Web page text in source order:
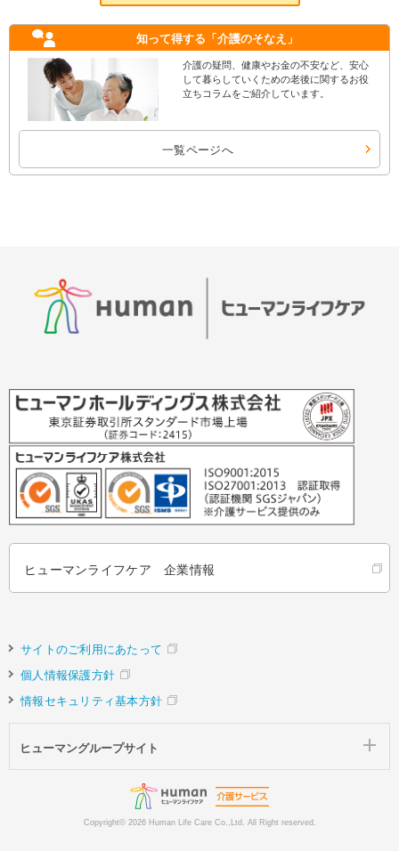
知って得する 「介護のそなえ」
介護の疑問、健康やお金の不安など、安心
して暮らしていくための老後に関するお役
立ちコラムをご紹介しています。
一覧ページへ
ヒューマンライフケア 企業情報
サイトのご利用にあたって
個人情報保護方針
情報セキュリティ基本方針
ヒューマングループサイト
Copyright© 2026 Human Life Care Co.,Ltd. All Right reserved.